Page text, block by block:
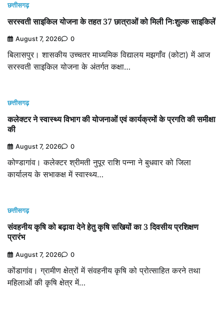
छत्तीसगढ़
सरस्वती साइकिल योजना के तहत 37 छात्राओं को मिली निःशुल्क साइकिलें
August 7, 2026 0
बिलासपुर। शासकीय उच्चतर माध्यमिक विद्यालय मझगाँव (कोटा) में आज
सरस्वती साइकिल योजना के अंतर्गत कक्षा…
छत्तीसगढ़
कलेक्टर ने स्वास्थ्य विभाग की योजनाओं एवं कार्यक्रमों के प्रगति की समीक्षा
की
August 7, 2026 0
कोण्डागांव। कलेक्टर श्रीमती नुपूर राशि पन्ना ने बुधवार को जिला
कार्यालय के सभाकक्ष में स्वास्थ्य…
छत्तीसगढ़
संवहनीय कृषि को बढ़ावा देने हेतु कृषि सखियों का 3 दिवसीय प्रशिक्षण
प्रारंभ
August 7, 2026 0
कोंडागांव। ग्रामीण क्षेत्रों में संवहनीय कृषि को प्रोत्साहित करने तथा
महिलाओं की कृषि क्षेत्र में…